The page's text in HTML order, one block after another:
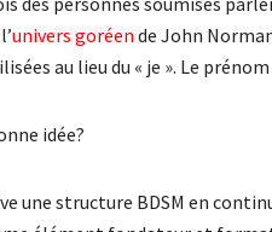
univers goréen de John
au lieu du « je ». Le
idée?
une structure BDSM en